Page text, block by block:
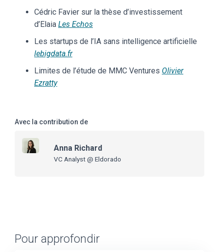
Cédric Favier sur la thèse d’investissement
d’Elaia Les Echos
Les startups de l’IA sans intelligence artificielle
lebigdata.fr
Limites de l’étude de MMC Ventures Olivier
Ezratty
Avec la contribution de
Anna Richard
VC Analyst @ Eldorado
Pour approfondir